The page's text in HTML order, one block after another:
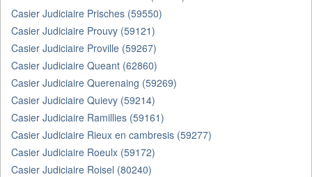
Casier Judiciaire Prisches (59550)
Casier Judiciaire Prouvy (59121)
Casier Judiciaire Proville (59267)
Casier Judiciaire Queant (62860)
Casier Judiciaire Querenaing (59269)
Casier Judiciaire Quievy (59214)
Casier Judiciaire Ramillies (59161)
Casier Judiciaire Rieux en cambresis (59277)
Casier Judiciaire Roeulx (59172)
Casier Judiciaire Roisel (80240)